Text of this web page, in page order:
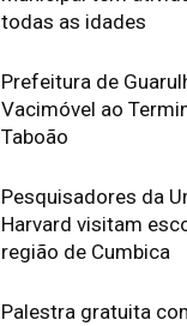
todas as idades
Prefeitura de
Vacimóvel ao
Taboão
Pesquisadores da
Harvard visitam
região de Cumbica
Palestra gratuita